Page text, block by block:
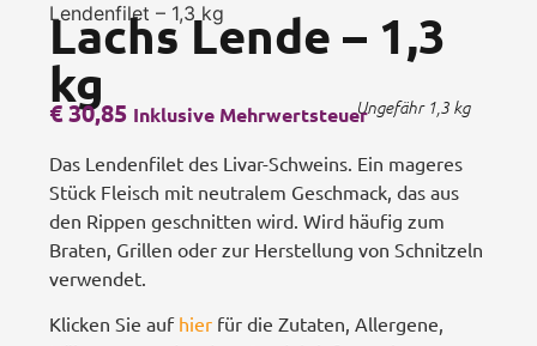
Lendenfilet – 1,3 kg
Lachs Lende – 1,3
kg Ungefähr 1,3 kg
€30,85 Inklusive Mehrwertsteuer
Das Lendenfilet des Livar-Schweins. Ein mageres
Stück Fleisch mit neutralem Geschmack, das aus
den Rippen geschnitten wird. Wird häufig zum
Braten, Grillen oder zur Herstellung von Schnitzeln
verwendet.
Klicken Sie auf hier für die Zutaten, Allergene,